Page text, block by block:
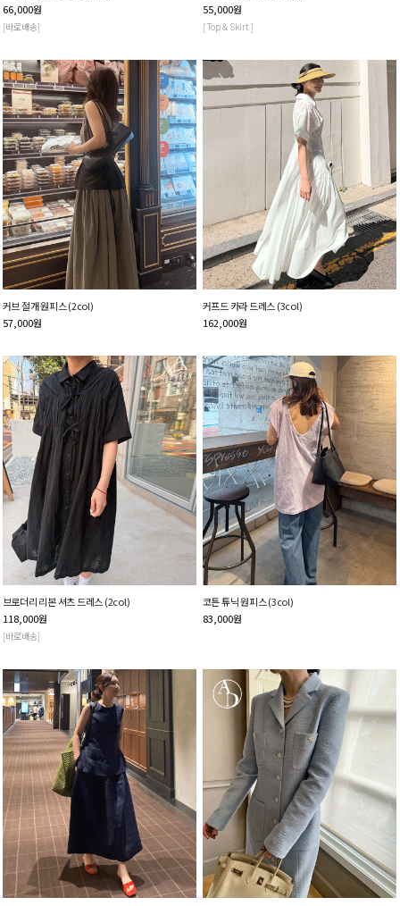
66,000원
[바로배송]
55,000원
[ Top & Skirt ]
커브 절개 원피스 (2col)
57,000원
커프드 카라 드레스 (3col)
162,000원
브로더리 리본 셔츠 드레스 (2col)
118,000원
[바로배송]
코튼 튜닉 원피스 (3col)
83,000원